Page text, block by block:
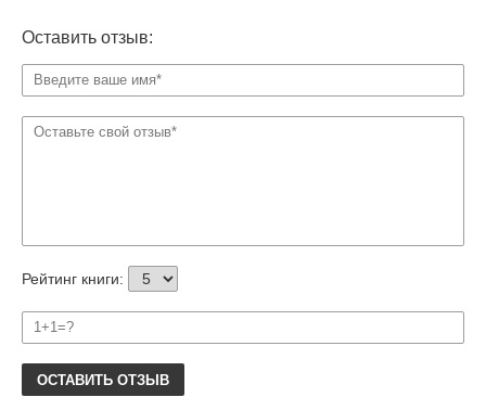
Оставить отзыв:
Рейтинг книги:
ОСТАВИТЬ ОТЗЫВ